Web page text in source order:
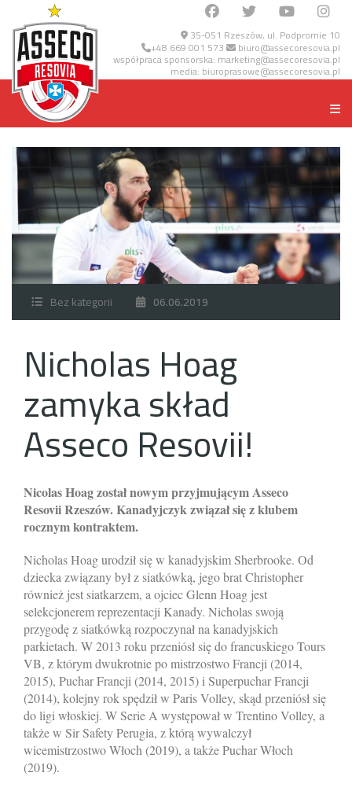
35-051 Rzeszów, ul. Podpromie 10
+48 669 001 573 biuro@assecoresovia.pl
współpraca sponsorska: marketing@assecoresovia.pl
media: biuroprasowe@assecoresovia.pl
Bez kategorii 06.06.2019
Nicholas Hoag
zamyka skład
Asseco Resovii!
Nicolas Hoag został nowym przyjmującym Asseco
Resovii Rzeszów. Kanadyjczyk związał się z klubem
rocznym kontraktem.
Nicholas Hoag urodził się w kanadyjskim Sherbrooke. Od
dziecka związany był z siatkówką, jego brat Christopher
również jest siatkarzem, a ojciec Glenn Hoag jest
selekcjonerem reprezentacji Kanady. Nicholas swoją
przygodę z siatkówką rozpoczynał na kanadyjskich
parkietach. W 2013 roku przeniósł się do francuskiego Tours
VB, z którym dwukrotnie po mistrzostwo Francji (2014,
2015), Puchar Francji (2014, 2015) i Superpuchar Francji
(2014), kolejny rok spędził w Paris Volley, skąd przeniósł się
do ligi włoskiej. W Serie A występował w Trentino Volley, a
także w Sir Safety Perugia, z którą wywalczył
wicemistrzostwo Włoch (2019), a także Puchar Włoch
(2019).